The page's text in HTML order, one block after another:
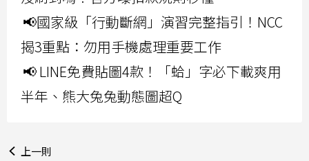
📢國家級「行動斷網」演習完整指引！NCC
揭3重點：勿用手機處理重要工作
📢 LINE免費貼圖4款！「蛤」字必下載爽用
半年、熊大兔兔動態圖超Q
上一則